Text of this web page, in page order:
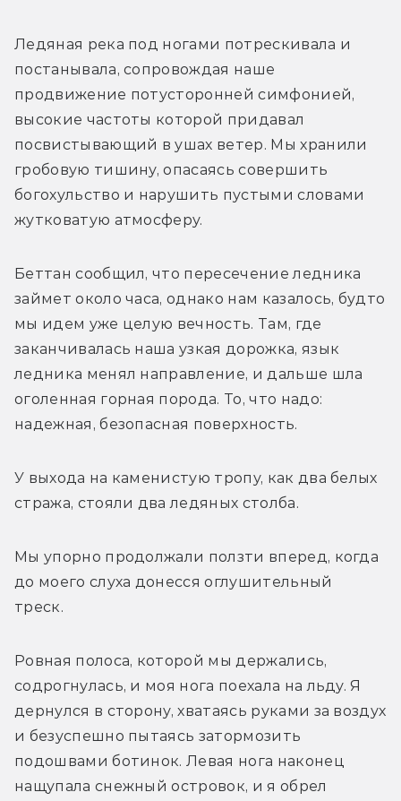
Ледяная река под ногами потрескивала и
постанывала, сопровождая наше
продвижение потусторонней симфонией,
высокие частоты которой придавал
посвистывающий в ушах ветер. Мы хранили
гробовую тишину, опасаясь совершить
богохульство и нарушить пустыми словами
жутковатую атмосферу.
Беттан сообщил, что пересечение ледника
займет около часа, однако нам казалось, будто
мы идем уже целую вечность. Там, где
заканчивалась наша узкая дорожка, язык
ледника менял направление, и дальше шла
оголенная горная порода. То, что надо:
надежная, безопасная поверхность.
У выхода на каменистую тропу, как два белых
стража, стояли два ледяных столба.
Мы упорно продолжали ползти вперед, когда
до моего слуха донесся оглушительный
треск.
Ровная полоса, которой мы держались,
содрогнулась, и моя нога поехала на льду. Я
дернулся в сторону, хватаясь руками за воздух
и безуспешно пытаясь затормозить
подошвами ботинок. Левая нога наконец
нащупала снежный островок, и я обрел